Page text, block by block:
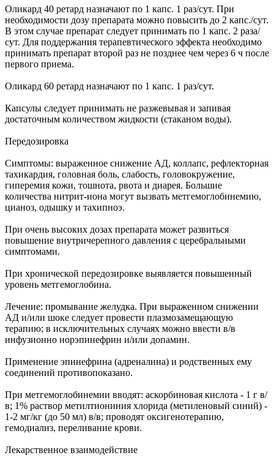
Оликард 40 ретард назначают по 1 капс. 1 раз/сут. При
необходимости дозу препарата можно повысить до 2 капс./сут.
В этом случае препарат следует принимать по 1 капс. 2 раза/
сут. Для поддержания терапевтического эффекта необходимо
принимать препарат второй раз не позднее чем через 6 ч после
первого приема.
Оликард 60 ретард назначают по 1 капс. 1 раз/сут.
Капсулы следует принимать не разжевывая и запивая
достаточным количеством жидкости (стаканом воды).
Передозировка
Симптомы: выраженное снижение АД, коллапс, рефлекторная
тахикардия, головная боль, слабость, головокружение,
гиперемия кожи, тошнота, рвота и диарея. Большие
количества нитрит-иона могут вызвать метгемоглобинемию,
цианоз, одышку и тахипноэ.
При очень высоких дозах препарата может развиться
повышение внутричерепного давления с церебральными
симптомами.
При хронической передозировке выявляется повышенный
уровень метгемоглобина.
Лечение: промывание желудка. При выраженном снижении
АД и/или шоке следует провести плазмозамещающую
терапию; в исключительных случаях можно ввести в/в
инфузионно норэпинефрин и/или допамин.
Применение эпинефрина (адреналина) и родственных ему
соединений противопоказано.
При метгемоглобинемии вводят: аскорбиновая кислота - 1 г в/
в; 1% раствор метилтиониния хлорида (метиленовый синий) -
1-2 мг/кг (до 50 мл) в/в; проводят оксигенотерапию,
гемодиализ, переливание крови.
Лекарственное взаимодействие